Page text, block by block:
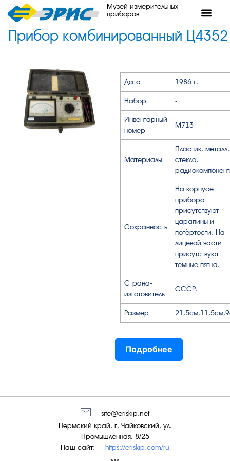
Музей измерительных
приборов
Прибор комбинированный Ц4352
Дата 1986 г.
Набор -
Инвентарный
номер
М713
Материалы
Пластик, металл,
стекло,
Сохранность
На корпусе
прибора
присутствуют
царапины и
потёртости. На
лицевой части
присутствуют
тёмные пятна.
Страна-
изготовитель
СССР.
Размер
Подробнее
Наш сайт: https://eriskip.com/ru
Пермский край, г. Чайковский, ул.
Промышленная, 8/25
site@eriskip.net